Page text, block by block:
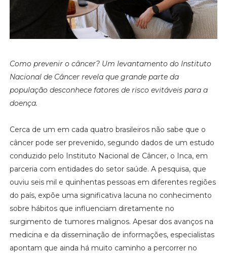
Como prevenir o câncer? Um levantamento do Instituto
Nacional de Câncer revela que grande parte da
população desconhece fatores de risco evitáveis para a
doença.
Cerca de um em cada quatro brasileiros não sabe que o
câncer pode ser prevenido, segundo dados de um estudo
conduzido pelo Instituto Nacional de Câncer, o Inca, em
parceria com entidades do setor saúde. A pesquisa, que
ouviu seis mil e quinhentas pessoas em diferentes regiões
do país, expõe uma significativa lacuna no conhecimento
sobre hábitos que influenciam diretamente no
surgimento de tumores malignos. Apesar dos avanços na
medicina e da disseminação de informações, especialistas
apontam que ainda há muito caminho a percorrer no